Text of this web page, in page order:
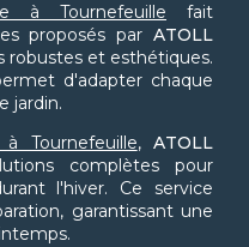
à Tournefeuille fait
proposés par ATOLL
robustes et esthétiques.
d'adapter chaque
jardin.
Tournefeuille,ATOLL
complètes pour
l'hiver. Ce service
garantissant une